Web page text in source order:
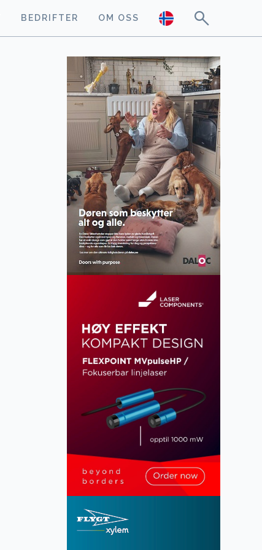
BEDRIFTER OM OSS